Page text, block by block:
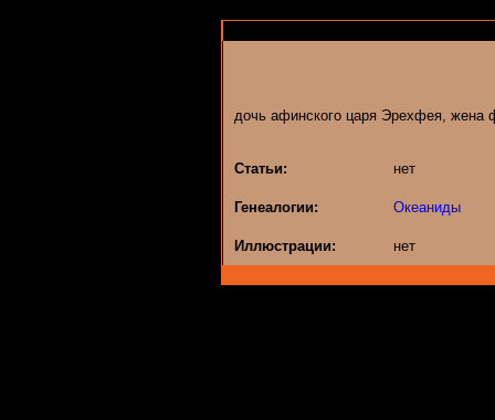
дочь афинского царя Эрехфея,
Статьи: нет
Генеалогии: Океаниды
Иллюстрации: нет